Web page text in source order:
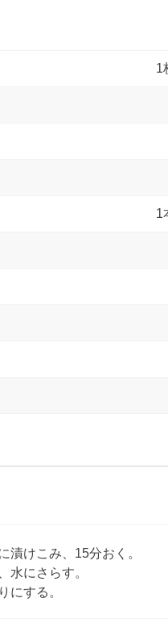
1
1
漬けこみ、15分おく。
水にさらす。
にする。